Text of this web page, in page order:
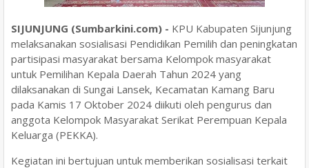
SIJUNJUNG (Sumbarkini.com) - KPU Kabupaten Sijunjung
melaksanakan sosialisasi Pendidikan Pemilih dan peningkatan
partisipasi masyarakat bersama Kelompok masyarakat
untuk Pemilihan Kepala Daerah Tahun 2024 yang
dilaksanakan di Sungai Lansek, Kecamatan Kamang Baru
pada Kamis 17 Oktober 2024 diikuti oleh pengurus dan
anggota Kelompok Masyarakat Serikat Perempuan Kepala
Keluarga (PEKKA).
Kegiatan ini bertujuan untuk memberikan sosialisasi terkait